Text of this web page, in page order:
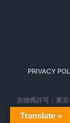
PRIVACY
古物商許可：東
Translate »